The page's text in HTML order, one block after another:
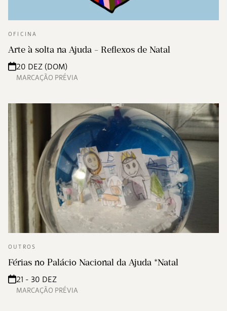
OFICINA
Arte à solta na Ajuda - Reflexos de Natal
20 DEZ (DOM)
MARCAÇÃO PRÉVIA
OUTROS
Férias no Palácio Nacional da Ajuda *Natal
21 - 30 DEZ
MARCAÇÃO PRÉVIA